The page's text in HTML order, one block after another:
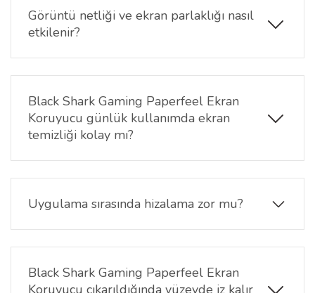
yerine kontrollü bir dokunma hissi sunarak daha
stabil kullanım sağlar.
Görüntü netliği ve ekran parlaklığı nasıl
etkilenir?
Paperfeel yüzey nedeniyle ekran üzerinde hafif bir
matlık oluşabilir. Ancak bu durum yansımayı azaltır
ve uzun süreli kullanımda daha konforlu bir görüntü
deneyimi sunar.
Black Shark Gaming Paperfeel Ekran
Koruyucu günlük kullanımda ekran
temizliği kolay mı?
Özel kaplaması sayesinde parmak izi ve lekelerin
görünümü azalır. Ekran yüzeyi kolay temizlenebilir
ve daha düzenli bir görünüm sağlar.
Uygulama sırasında hizalama zor mu?
Doğru hizalama ile uygulaması oldukça pratiktir.
Ekran yüzeyi temiz ve tozsuz olduğunda, koruyucu
düzgün şekilde yerleştirilebilir.
Black Shark Gaming Paperfeel Ekran
Koruyucu çıkarıldığında yüzeyde iz kalır